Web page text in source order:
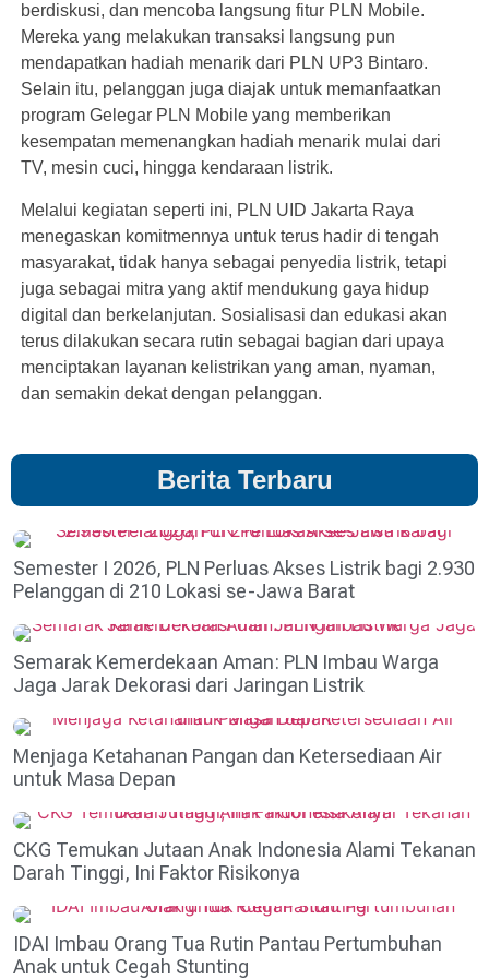
berdiskusi, dan mencoba langsung fitur PLN Mobile.
Mereka yang melakukan transaksi langsung pun
mendapatkan hadiah menarik dari PLN UP3 Bintaro.
Selain itu, pelanggan juga diajak untuk memanfaatkan
program Gelegar PLN Mobile yang memberikan
kesempatan memenangkan hadiah menarik mulai dari
TV, mesin cuci, hingga kendaraan listrik.
Melalui kegiatan seperti ini, PLN UID Jakarta Raya
menegaskan komitmennya untuk terus hadir di tengah
masyarakat, tidak hanya sebagai penyedia listrik, tetapi
juga sebagai mitra yang aktif mendukung gaya hidup
digital dan berkelanjutan. Sosialisasi dan edukasi akan
terus dilakukan secara rutin sebagai bagian dari upaya
menciptakan layanan kelistrikan yang aman, nyaman,
dan semakin dekat dengan pelanggan.
Berita Terbaru
Semester I 2026, PLN Perluas Akses Listrik bagi 2.930
Pelanggan di 210 Lokasi se-Jawa Barat
Semarak Kemerdekaan Aman: PLN Imbau Warga
Jaga Jarak Dekorasi dari Jaringan Listrik
Menjaga Ketahanan Pangan dan Ketersediaan Air
untuk Masa Depan
CKG Temukan Jutaan Anak Indonesia Alami Tekanan
Darah Tinggi, Ini Faktor Risikonya
IDAI Imbau Orang Tua Rutin Pantau Pertumbuhan
Anak untuk Cegah Stunting